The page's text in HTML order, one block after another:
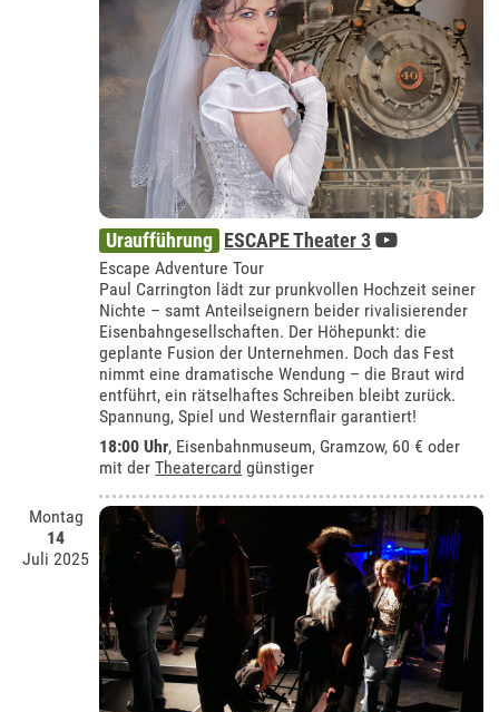
Uraufführung ESCAPE Theater 3
Escape Adventure Tour
Paul Carrington lädt zur prunkvollen Hochzeit seiner
Nichte – samt Anteilseignern beider rivalisierender
Eisenbahngesellschaften. Der Höhepunkt: die
geplante Fusion der Unternehmen. Doch das Fest
nimmt eine dramatische Wendung – die Braut wird
entführt, ein rätselhaftes Schreiben bleibt zurück.
Spannung, Spiel und Westernflair garantiert!
18:00 Uhr, Eisenbahnmuseum, Gramzow, 60 € oder
mit derTheatercard günstiger
Montag
14
Juli 2025